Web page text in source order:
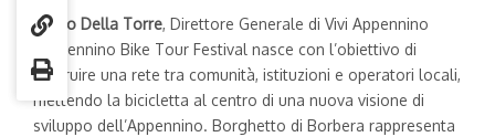
Enrico Della Torre, Direttore Generale di Vivi Appennino
“Appennino Bike Tour Festival nasce con l’obiettivo di
costruire una rete tra comunità, istituzioni e operatori locali,
mettendo la bicicletta al centro di una nuova visione di
sviluppo dell’Appennino. Borghetto di Borbera rappresenta